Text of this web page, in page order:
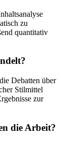
zu
quantitativ
Debatten über
Stilmittel
zur
die Arbeit?